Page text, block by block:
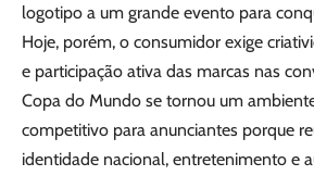
logotipo a um grande evento para
Hoje, porém, o consumidor exige
e participação ativa das marcas nas
Copa do Mundo se tornou um
competitivo para anunciantes porque
identidade nacional, entretenimento e